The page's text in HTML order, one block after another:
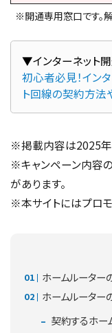
※開通専用窓口です。
初心者必見！イン
ト回線の契約方
※掲載内容は2025年
※キャンペーン内容
があります。
※本サイトにはプロ
ホームルーター
ホームルーター
契約するホー